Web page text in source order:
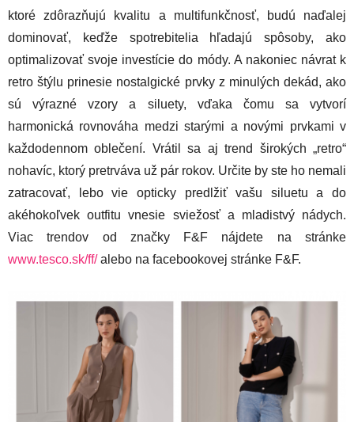
ktoré zdôrazňujú kvalitu a multifunkčnosť, budú naďalej
dominovať, keďže spotrebitelia hľadajú spôsoby, ako
optimalizovať svoje investície do módy. A nakoniec návrat k
retro štýlu prinesie nostalgické prvky z minulých dekád, ako
sú výrazné vzory a siluety, vďaka čomu sa vytvorí
harmonická rovnováha medzi starými a novými prvkami v
každodennom oblečení. Vrátil sa aj trend širokých „retro“
nohavíc, ktorý pretrváva už pár rokov. Určite by ste ho nemali
zatracovať, lebo vie opticky predlžiť vašu siluetu a do
akéhokoľvek outfitu vnesie sviežosť a mladistvý nádych.
Viac trendov od značky F&F nájdete na stránke
www.tesco.sk/ff/alebo na facebookovej stránke F&F.